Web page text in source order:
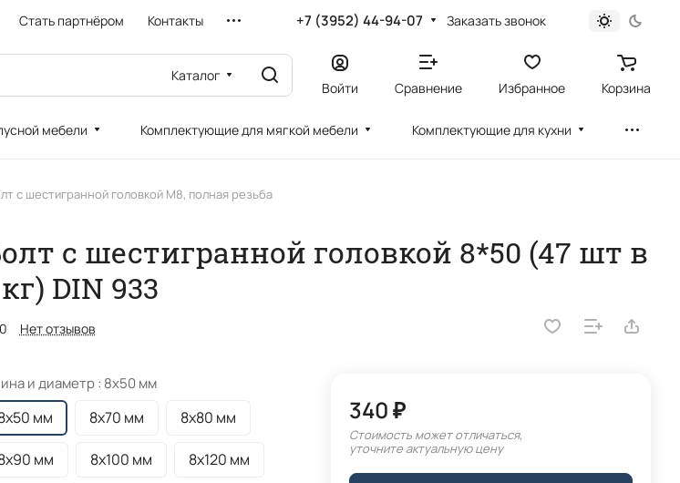
Стать партнёром Контакты +7 (3952) 44-94-07 Заказать звонок
Каталог
Войти Сравнение Избранное Корзина
мебели Комплектующие для мягкой мебели Комплектующие для кухни
с шестигранной головкой M8, полная резьба
с шестигранной головкой 8*50 (47 шт в
DIN 933
0 Нет отзывов
и диаметр : 8х50 мм
мм 8х70 мм 8х80 мм
мм 8х100 мм 8х120 мм
340 ₽
Стоимость может отличаться,
уточните актуальную цену